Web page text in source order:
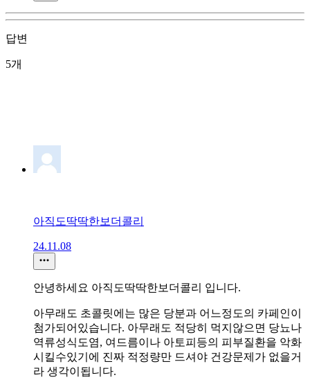
답변
5개
아직도딱딱한보더콜리
24.11.08
안녕하세요 아직도딱딱한보더콜리 입니다.
아무래도 초콜릿에는 많은 당분과 어느정도의 카페인이
첨가되어있습니다. 아무래도 적당히 먹지않으면 당뇨나
역류성식도염, 여드름이나 아토피등의 피부질환을 악화
시킬수있기에 진짜 적정량만 드셔야 건강문제가 없을거
라 생각이됩니다.